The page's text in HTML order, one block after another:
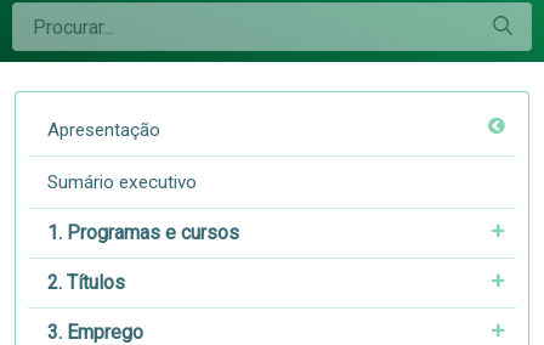
Apresentação
Sumário executivo
1. Programas e cursos
2. Títulos
3. Emprego